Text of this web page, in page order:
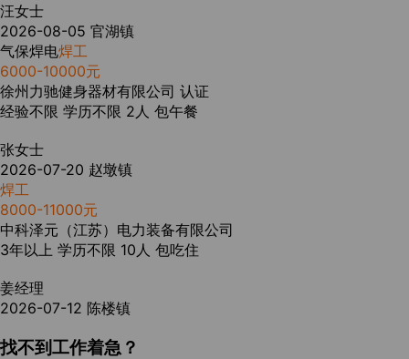
汪女士
2026-08-05 官湖镇
气保焊电焊工
6000-10000元
徐州力驰健身器材有限公司 认证
经验不限 学历不限 2人 包午餐
张女士
2026-07-20 赵墩镇
焊工
8000-11000元
中科泽元（江苏）电力装备有限公司
3年以上 学历不限 10人 包吃住
姜经理
2026-07-12 陈楼镇
找不到工作着急？